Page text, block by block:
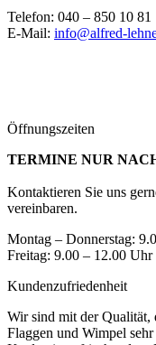
Telefon: 040 – 850 10 81
E-Mail: info@alfred-
Öffnungszeiten
TERMINE NUR
Kontaktieren Sie uns
vereinbaren.
Montag – Donnerstag:
Freitag: 9.00 – 12.00 Uhr
Kundenzufriedenheit
Wir sind mit der Qualität,
Flaggen und Wimpel